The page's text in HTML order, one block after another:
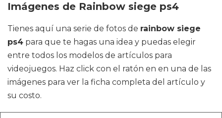
Imágenes de Rainbow siege ps4
Tienes aquí una serie de fotos de rainbow siege
ps4 para que te hagas una idea y puedas elegir
entre todos los modelos de artículos para
videojuegos. Haz click con el ratón en en una de las
imágenes para ver la ficha completa del artículo y
su costo.